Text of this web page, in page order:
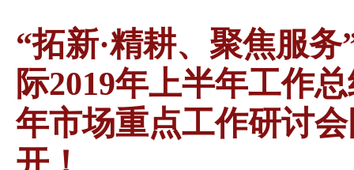
“拓新·精耕、聚焦服务
际2019年上半年工作
年市场重点工作研讨